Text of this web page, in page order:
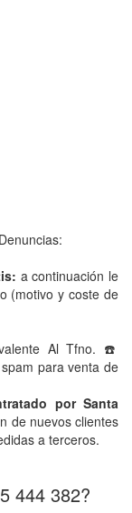
a continuación le
(motivo y coste de
Al Tfno. ☎️
para venta de
por Santa
de nuevos clientes
a terceros.
444 382?